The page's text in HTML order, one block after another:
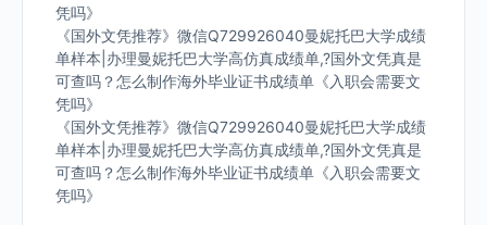
凭吗》
《国外文凭推荐》微信Q729926040曼妮托巴大学成绩
单样本|办理曼妮托巴大学高仿真成绩单,?国外文凭真是
可查吗？怎么制作海外毕业证书成绩单《入职会需要文
凭吗》
《国外文凭推荐》微信Q729926040曼妮托巴大学成绩
单样本|办理曼妮托巴大学高仿真成绩单,?国外文凭真是
可查吗？怎么制作海外毕业证书成绩单《入职会需要文
凭吗》